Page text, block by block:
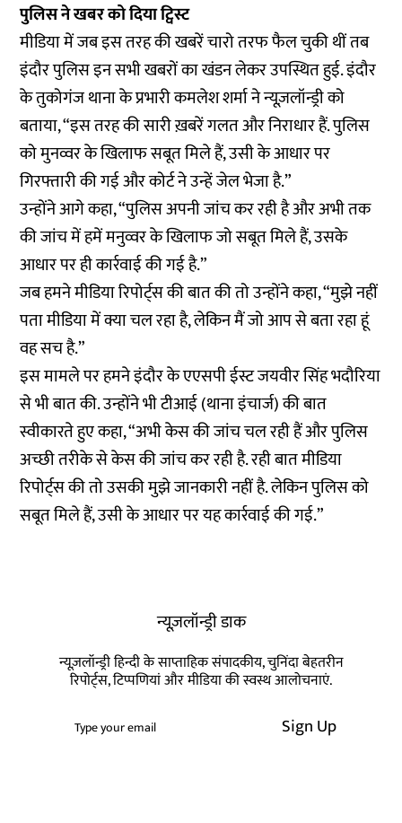
पुलिस ने खबर को दिया ट्विस्ट
मीडिया में जब इस तरह की खबरें चारो तरफ फैल चुकी थीं तब
इंदौर पुलिस इन सभी खबरों का खंडन लेकर उपस्थित हुई. इंदौर
के तुकोगंज थाना के प्रभारी कमलेश शर्मा ने न्यूज़लॉन्ड्री को
बताया, “इस तरह की सारी ख़बरें गलत और निराधार हैं. पुलिस
को मुनव्वर के खिलाफ सबूत मिले हैं, उसी के आधार पर
गिरफ्तारी की गई और कोर्ट ने उन्हें जेल भेजा है.”
उन्होंने आगे कहा, “पुलिस अपनी जांच कर रही है और अभी तक
की जांच में हमें मनुव्वर के खिलाफ जो सबूत मिले हैं, उसके
आधार पर ही कार्रवाई की गई है.”
जब हमने मीडिया रिपोर्ट्स की बात की तो उन्होंने कहा, “मुझे नहीं
पता मीडिया में क्या चल रहा है, लेकिन मैं जो आप से बता रहा हूं
वह सच है.”
इस मामले पर हमने इंदौर के एएसपी ईस्ट जयवीर सिंह भदौरिया
से भी बात की. उन्होंने भी टीआई (थाना इंचार्ज) की बात
स्वीकारते हुए कहा, “अभी केस की जांच चल रही हैं और पुलिस
अच्छी तरीके से केस की जांच कर रही है. रही बात मीडिया
रिपोर्ट्स की तो उसकी मुझे जानकारी नहीं है. लेकिन पुलिस को
सबूत मिले हैं, उसी के आधार पर यह कार्रवाई की गई.”
न्यूज़लॉन्ड्री डाक
न्यूज़लॉन्ड्री हिन्दी के साप्ताहिक संपादकीय, चुनिंदा बेहतरीन
रिपोर्ट्स, टिप्पणियां और मीडिया की स्वस्थ आलोचनाएं.
Sign Up